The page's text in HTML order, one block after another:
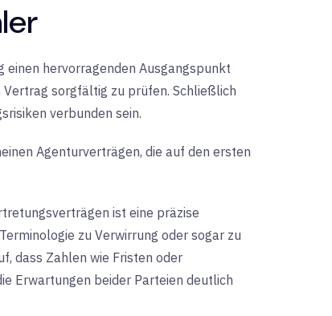
einen hervorragenden Ausgangspunkt
sorgfältig zu prüfen. Schließlich
verbunden sein.
Agenturverträgen, die auf den ersten
ist eine präzise
zu Verwirrung oder sogar zu
dass Zahlen wie Fristen oder
Erwartungen beider Parteien deutlich